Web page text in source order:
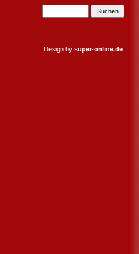
Design by super-online.de